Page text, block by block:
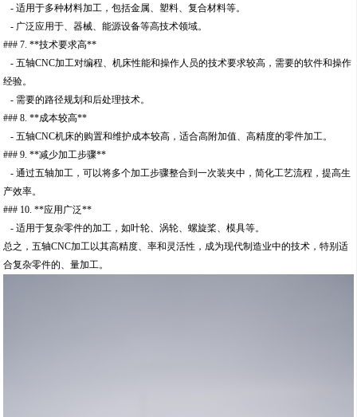
- 适用于多种材料加工，包括金属、塑料、复合材料等。
- 广泛应用于、器械、能源设备等高技术领域。
### 7. **技术要求高**
- 五轴CNC加工对编程、机床性能和操作人员的技术要求较高，需要的软件和操作
经验。
- 需要的路径规划和后处理技术。
### 8. **成本较高**
- 五轴CNC机床的购置和维护成本较高，适合高附加值、高精度的零件加工。
### 9. **减少加工步骤**
- 通过五轴加工，可以将多个加工步骤整合到一次装夹中，简化工艺流程，提高生
产效率。
### 10. **应用广泛**
- 适用于复杂零件的加工，如叶轮、涡轮、螺旋桨、模具等。
总之，五轴CNC加工以其高精度、率和灵活性，成为现代制造业中的技术，特别适
合复杂零件的、量加工。